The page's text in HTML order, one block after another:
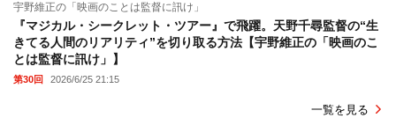
宇野維正の「映画のことは監督に訊け」
『マジカル・シークレット・ツアー』で飛躍。天野千尋監督の“生
きてる人間のリアリティ”を切り取る方法【宇野維正の「映画のこ
とは監督に訊け」】
第30回 2026/6/25 21:15
一覧を見る